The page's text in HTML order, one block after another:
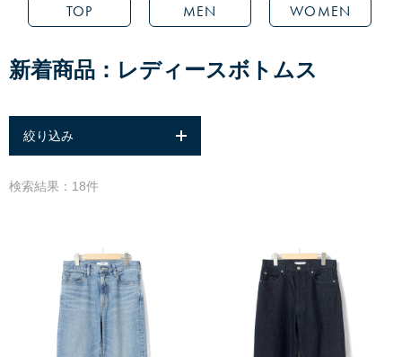
TOP MEN WOMEN
新着商品：レディースボトムス
絞り込み
検索結果：18件